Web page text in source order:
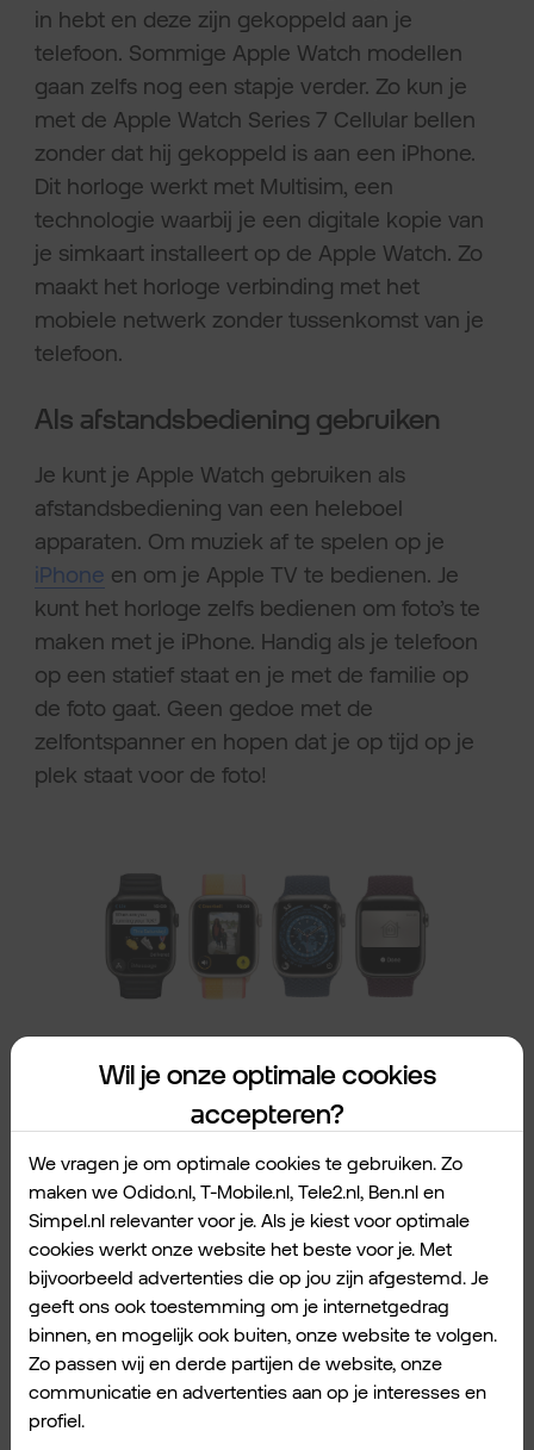
in hebt en deze zijn gekoppeld aan je
telefoon. Sommige Apple Watch modellen
gaan zelfs nog een stapje verder. Zo kun je
met de Apple Watch Series 7 Cellular bellen
zonder dat hij gekoppeld is aan een iPhone.
Dit horloge werkt met Multisim, een
technologie waarbij je een digitale kopie van
je simkaart installeert op de Apple Watch. Zo
maakt het horloge verbinding met het
mobiele netwerk zonder tussenkomst van je
telefoon.
Als afstandsbediening gebruiken
Je kunt je Apple Watch gebruiken als
afstandsbediening van een heleboel
apparaten. Om muziek af te spelen op je
iPhone en om je Apple TV te bedienen. Je
kunt het horloge zelfs bedienen om foto’s te
maken met je iPhone. Handig als je telefoon
op een statief staat en je met de familie op
de foto gaat. Geen gedoe met de
zelfontspanner en hopen dat je op tijd op je
plek staat voor de foto!
Berichten beantwoorden
Iets wat de Apple Watch ook kan? Berichten
beantwoorden. Met een druk op de knop kun
je voorgeselecteerde antwoorden op
ontvangen berichten sturen. Ook mooi: je
kunt met de ingebouwde microfoon dicteren.
Je Apple Watch zet dit om in geschreven
berichten. Dat is nog eens makkelijk en snel
het juiste antwoord sturen.
Wil je onze optimale cookies
accepteren?
We vragen je om optimale cookies te gebruiken. Zo
maken we Odido.nl, T-Mobile.nl, Tele2.nl, Ben.nl en
Simpel.nl relevanter voor je. Als je kiest voor optimale
cookies werkt onze website het beste voor je. Met
bijvoorbeeld advertenties die op jou zijn afgestemd. Je
geeft ons ook toestemming om je internetgedrag
binnen, en mogelijk ook buiten, onze website te volgen.
Zo passen wij en derde partijen de website, onze
communicatie en advertenties aan op je interesses en
profiel.